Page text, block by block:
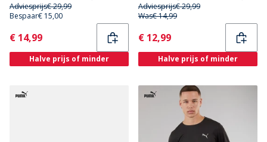
Adviesprijs€ 29,99
Bespaar€ 15,00
Current
€ 14,99
Halve prijs of minder
Adviesprijs€ 29,99
Was€ 14,99
Current
€ 12,99
Halve prijs of minder